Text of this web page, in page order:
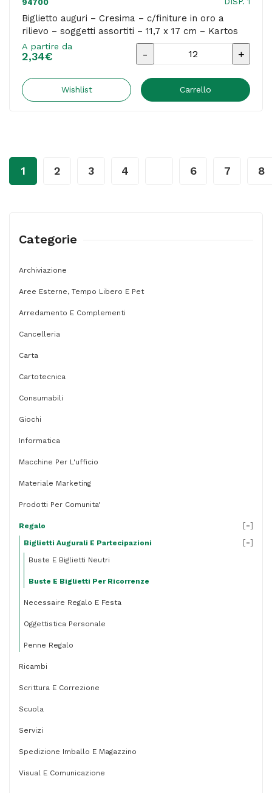
quantità
94700
Biglietto auguri – Cresima – c/finiture in oro a
rilievo – soggetti assortiti – 11,7 x 17 cm – Kartos
A partire da
2,34€
Biglietto
-
-
Wishlist Carrello
1 2 3 4 6 7 8
Categorie
Archiviazione
Aree Esterne, Tempo Libero E Pet
Arredamento E Complementi
Cancelleria
Carta
Cartotecnica
Consumabili
Giochi
Informatica
Macchine Per L'ufficio
Materiale Marketing
Prodotti Per Comunita'
Regalo
Biglietti Augurali E Partecipazioni
Buste E Biglietti Neutri
Buste E Biglietti Per Ricorrenze
[-]
Necessaire Regalo E Festa
Oggettistica Personale
Penne Regalo
[-]
Ricambi
Scrittura E Correzione
Scuola
Servizi
Spedizione Imballo E Magazzino
Visual E Comunicazione